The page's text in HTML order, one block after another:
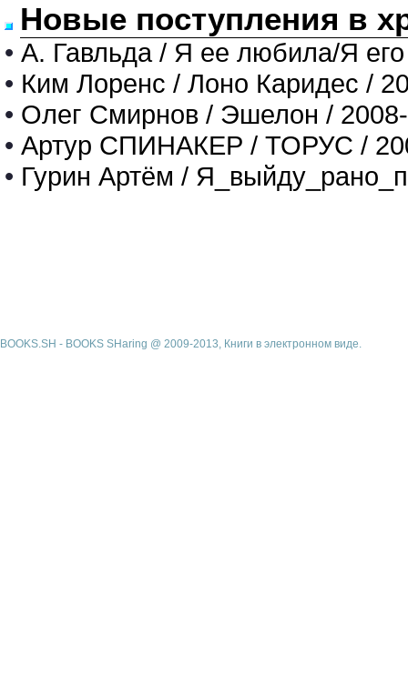
Новые поступления в
• А. Гавльда / Я ее любила/Я
• Ким Лоренс / Лоно Каридес /
• Олег Смирнов / Эшелон /
• Артур СПИНАКЕР / ТОРУС /
• Гурин Артём /
BOOKS.SH - BOOKS SHaring @ 2009-2013, Книги в электронном виде.